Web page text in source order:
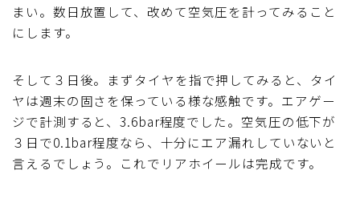
まい。数日放置して、改めて空気圧を計ってみること
にします。
そして３日後。まずタイヤを指で押してみると、タイ
ヤは週末の固さを保っている様な感触です。エアゲー
ジで計測すると、3.6bar程度でした。空気圧の低下が
３日で0.1bar程度なら、十分にエア漏れしていないと
言えるでしょう。これでリアホイールは完成です。